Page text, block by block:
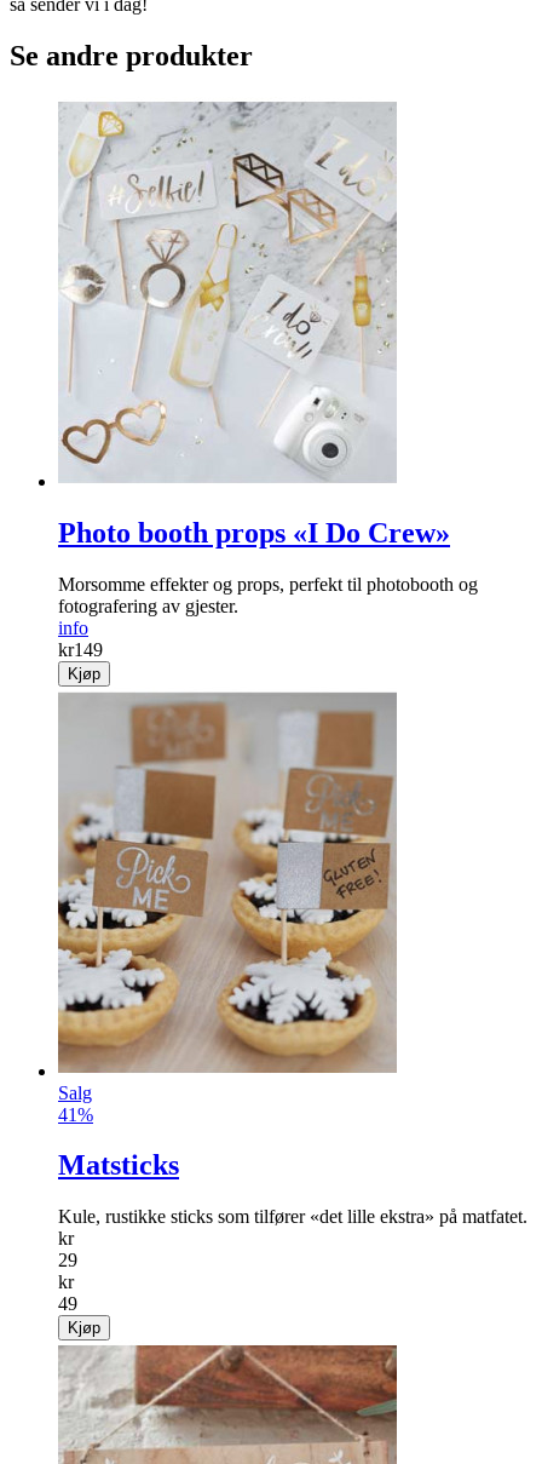
Se andre produkter
Photo booth props «I Do Crew»
Morsomme effekter og props, perfekt til photobooth og
fotografering av gjester.
info
kr149
Kjøp
Salg
41%
Matsticks
Kule, rustikke sticks som tilfører «det lille ekstra» på matfatet.
kr
29
kr
49
Kjøp